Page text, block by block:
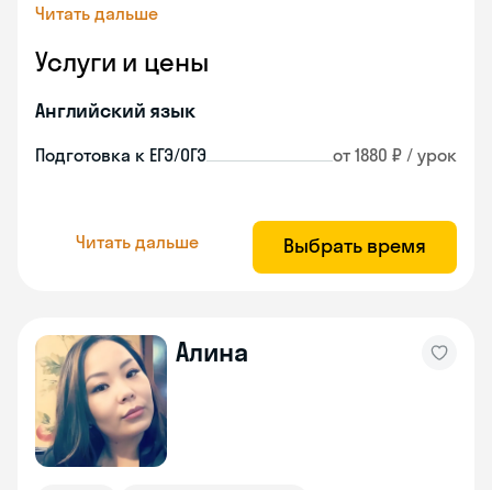
Читать дальше
Услуги и цены
Английский язык
Подготовка к ЕГЭ/ОГЭ от 1880 ₽ / урок
Читать дальше Выбрать время
Алина